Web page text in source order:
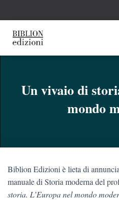
Un vivaio di
mondo
Biblion Edizioni è lieta di
manuale di Storia moderna del
storia. L’Europa nel mondo